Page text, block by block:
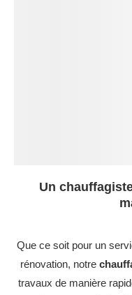
Un
Que ce soit pour un
rénovation, notre
travaux de manière